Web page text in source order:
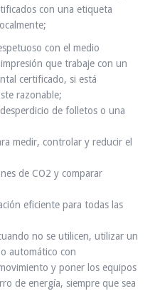
con una etiqueta
con el medio
que trabaje con un
certificado, si está
razonable;
de folletos o una
medir, controlar y reducir el
de CO2 y comparar
eficiente para todas las
no se utilicen, utilizar un
automático con
y poner los equipos
de energía, siempre que sea